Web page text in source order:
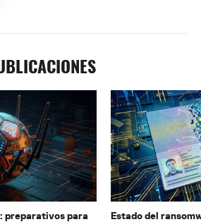
preparativos para
Estado del